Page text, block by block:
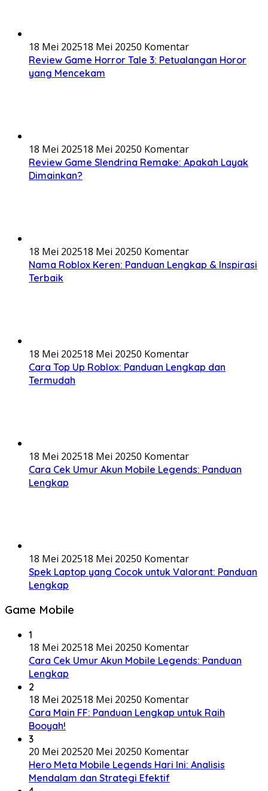
18 Mei 202518 Mei 20250 Komentar
Review Game Horror Tale 3: Petualangan Horor
yang Mencekam
18 Mei 202518 Mei 20250 Komentar
Review Game Slendrina Remake: Apakah Layak
Dimainkan?
18 Mei 202518 Mei 20250 Komentar
Nama Roblox Keren: Panduan Lengkap & Inspirasi
Terbaik
18 Mei 202518 Mei 20250 Komentar
Cara Top Up Roblox: Panduan Lengkap dan
Termudah
18 Mei 202518 Mei 20250 Komentar
Cara Cek Umur Akun Mobile Legends: Panduan
Lengkap
18 Mei 202518 Mei 20250 Komentar
Spek Laptop yang Cocok untuk Valorant: Panduan
Lengkap
Game Mobile
1
18 Mei 202518 Mei 20250 Komentar
Cara Cek Umur Akun Mobile Legends: Panduan
Lengkap
2
18 Mei 202518 Mei 20250 Komentar
Cara Main FF: Panduan Lengkap untuk Raih
Booyah!
3
20 Mei 202520 Mei 20250 Komentar
Hero Meta Mobile Legends Hari Ini: Analisis
Mendalam dan Strategi Efektif